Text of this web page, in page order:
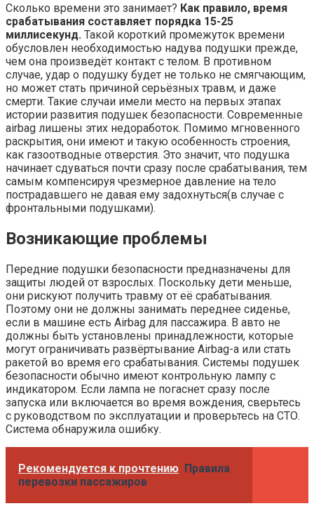
Сколько времени это занимает? Как правило, время
срабатывания составляет порядка 15-25
миллисекунд. Такой короткий промежуток времени
обусловлен необходимостью надува подушки прежде,
чем она произведёт контакт с телом. В противном
случае, удар о подушку будет не только не смягчающим,
но может стать причиной серьёзных травм, и даже
смерти. Такие случаи имели место на первых этапах
истории развития подушек безопасности. Современные
airbag лишены этих недоработок. Помимо мгновенного
раскрытия, они имеют и такую особенность строения,
как газоотводные отверстия. Это значит, что подушка
начинает сдуваться почти сразу после срабатывания, тем
самым компенсируя чрезмерное давление на тело
пострадавшего не давая ему задохнуться(в случае с
фронтальными подушками).
Возникающие проблемы
Передние подушки безопасности предназначены для
защиты людей от взрослых. Поскольку дети меньше,
они рискуют получить травму от её срабатывания.
Поэтому они не должны занимать переднее сиденье,
если в машине есть Airbag для пассажира. В авто не
должны быть установлены принадлежности, которые
могут ограничивать развёртывание Airbag-а или стать
ракетой во время его срабатывания. Системы подушек
безопасности обычно имеют контрольную лампу с
индикатором. Если лампа не погаснет сразу после
запуска или включается во время вождения, сверьтесь
с руководством по эксплуатации и проверьтесь на СТО.
Система обнаружила ошибку.
Рекомендуется к прочтению Правила
перевозки пассажиров